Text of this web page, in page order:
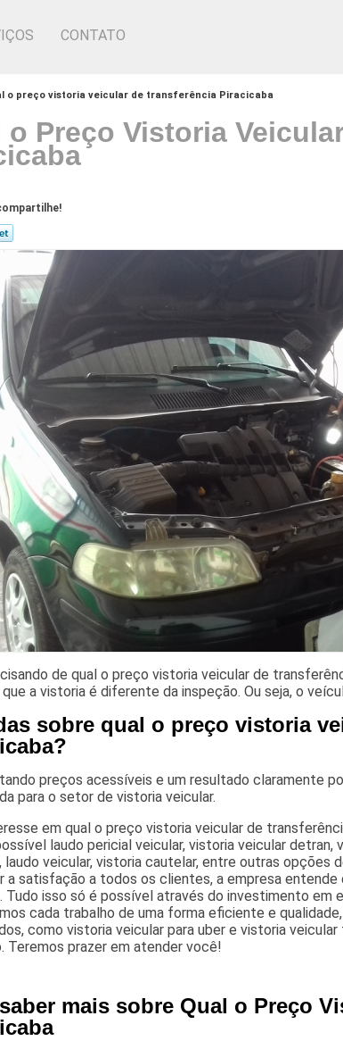
CONTATO
o preço vistoria veicular de transferência Piracicaba
o Preço Vistoria
de qual o preço vistoria veicular de
a vistoria é diferente da inspeção. Ou seja, o
sobre qual o preço vistoria
preços acessíveis e um resultado claramente
para o setor de vistoria veicular.
em qual o preço vistoria veicular de
laudo pericial veicular, vistoria veicular
laudo veicular, vistoria cautelar, entre outras opções
a satisfação a todos os clientes, a empresa
Tudo isso só é possível através do investimento em
cada trabalho de uma forma eficiente e
como vistoria veicular para uber e vistoria
Teremos prazer em atender você!
mais sobre Qual o Preço